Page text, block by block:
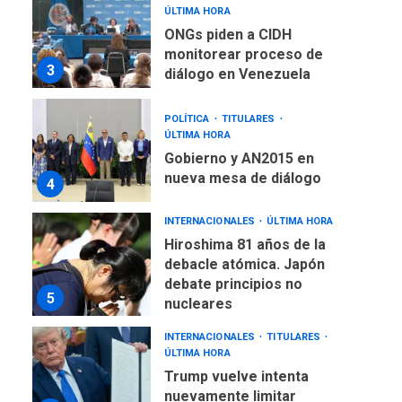
3
monitorear proceso de
diálogo en Venezuela
4
POLÍTICA
TITULARES
Gobierno y AN2015 en
nueva mesa de diálogo
5
INTERNACIONALES ÚLTIMA HORA
debacle atómica. Japón
debate principios no
nucleares
6
INTERNACIONALES
TITULARES
ÚLTIMA HORA
Trump vuelve intenta
nuevamente limitar
ciudadanía por nacimiento